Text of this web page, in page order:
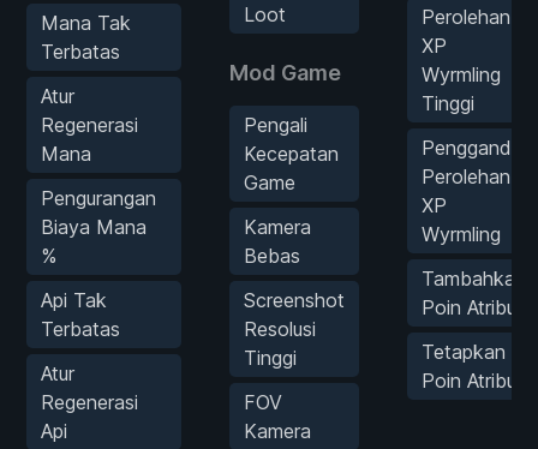
Mana Tak
Terbatas
Atur
Regenerasi
Mana
Pengurangan
Biaya Mana
%
Api Tak
Terbatas
Atur
Regenerasi
Api
Loot
Mod Game
Pengali
Kecepatan
Game
Kamera
Bebas
Screenshot
Resolusi
Tinggi
FOV
Kamera
Perolehan
XP
Wyrmling
Tinggi
Pengganda
Perolehan
XP
Wyrmling
Tambahkan
Poin Atribut
Tetapkan
Poin Atribut